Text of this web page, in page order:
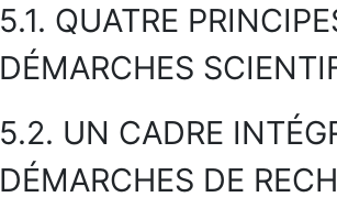
5.1. QUATRE
DÉMARCHES
5.2. UN CADRE
DÉMARCHES DE